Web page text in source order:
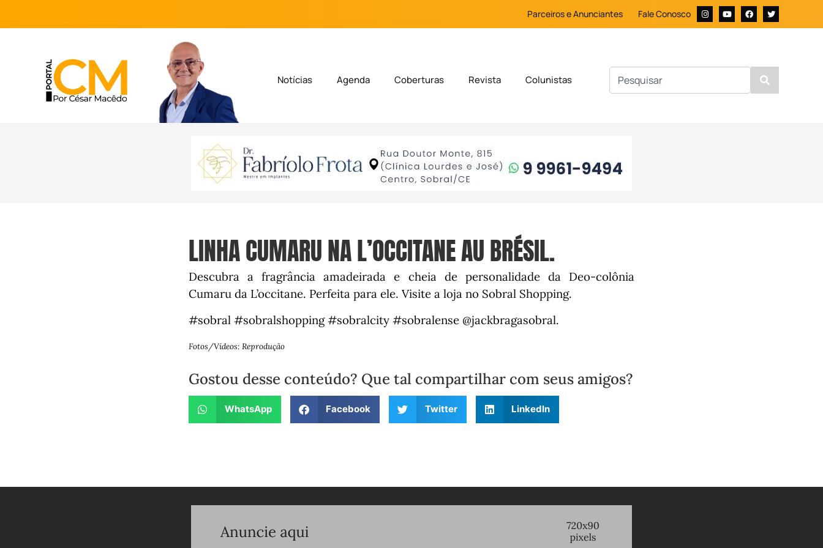
Parceiros e Anunciantes Fale Conosco
Notícias Agenda Coberturas Revista Colunistas
LINHA CUMARU NA L’OCCITANE AU BRÉSIL.
Descubra a fragrância amadeirada e cheia de personalidade da Deo-colônia
Cumaru da L’occitane. Perfeita para ele. Visite a loja no Sobral Shopping.
#sobral #sobralshopping #sobralcity #sobralense @jackbragasobral.
Fotos/Vídeos: Reprodução
Gostou desse conteúdo? Que tal compartilhar com seus amigos?
WhatsApp Facebook Twitter LinkedIn